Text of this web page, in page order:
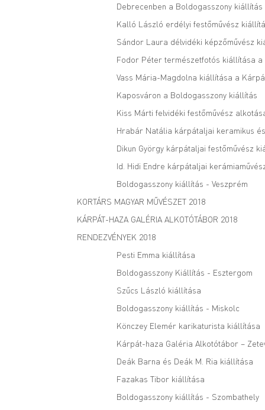
Debrecenben a Boldogasszony kiállítás
Kalló László erdélyi festőművész
Sándor Laura délvidéki képzőművész
Fodor Péter természetfotós kiállítása
Vass Mária-Magdolna kiállítása a
Kaposváron a Boldogasszony kiállítás
Kiss Márti felvidéki festőművész
Hrabár Natália kárpátaljai keramikus
Dikun György kárpátaljai festőművész
Id. Hidi Endre kárpátaljai
Boldogasszony kiállítás - Veszprém
KORTÁRS MAGYAR MŰVÉSZET 2018
KÁRPÁT-HAZA GALÉRIA ALKOTÓTÁBOR 2018
RENDEZVÉNYEK 2018
Pesti Emma kiállítása
Boldogasszony Kiállítás - Esztergom
Szűcs László kiállítása
Boldogasszony kiállítás - Miskolc
Könczey Elemér karikaturista kiállítása
Kárpát-haza Galéria Alkotótábor –
Deák Barna és Deák M. Ria kiállítása
Fazakas Tibor kiállítása
Boldogasszony kiállítás - Szombathely